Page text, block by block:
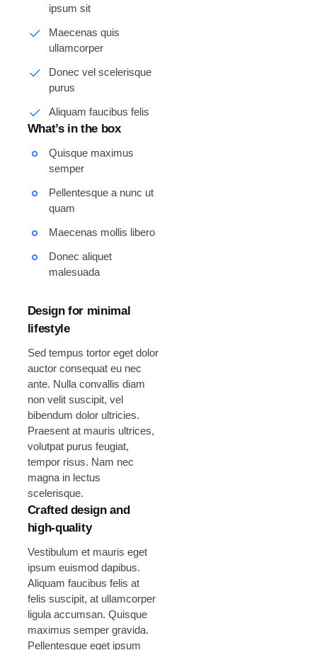
ipsum sit
Maecenas quis
ullamcorper
Donec vel scelerisque
purus
Aliquam faucibus felis
What’s in the box
Quisque maximus
semper
Pellentesque a nunc ut
quam
Maecenas mollis libero
Donec aliquet
malesuada
Design for minimal
lifestyle
Sed tempus tortor eget dolor
auctor consequat eu nec
ante. Nulla convallis diam
non velit suscipit, vel
bibendum dolor ultricies.
Praesent at mauris ultrices,
volutpat purus feugiat,
tempor risus. Nam nec
magna in lectus
scelerisque.
Crafted design and
high-quality
Vestibulum et mauris eget
ipsum euismod dapibus.
Aliquam faucibus felis at
felis suscipit, at ullamcorper
ligula accumsan. Quisque
maximus semper gravida.
Pellentesque eget ipsum